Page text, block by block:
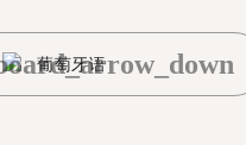
葡萄牙语